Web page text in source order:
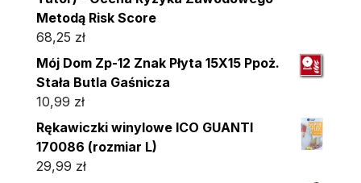
Metodą Risk Score
68,25 zł
Mój Dom Zp-12 Znak Płyta 15X15 Ppoż.
Stała Butla Gaśnicza
10,99 zł
Rękawiczki winylowe ICO GUANTI
170086 (rozmiar L)
29,99 zł